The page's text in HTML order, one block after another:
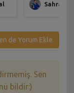
Sahrap
de Yorum Ekle
Sen
bildir:)